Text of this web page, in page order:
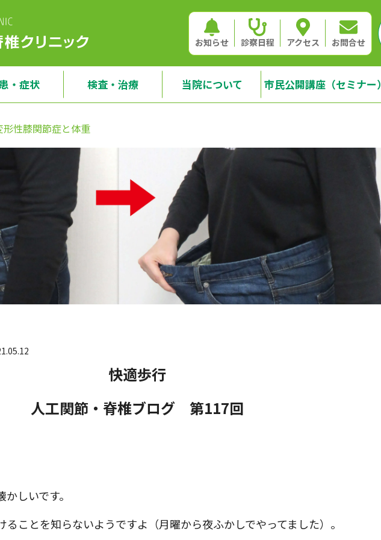
お知らせ 診察日程 アクセス お問合せ
・症状 検査・治療 当院について 市民公開講座（セミナー）
形性膝関節症と体重
快適歩行
人工関節・脊椎ブログ 第117回
しいです。
ことを知らないようですよ（月曜から夜ふかしでやってました）。